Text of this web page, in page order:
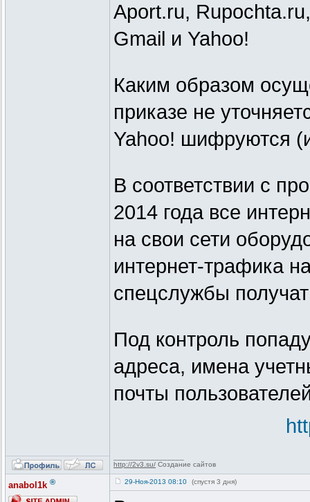
Aport.ru,
Gmail и Yahoo!
Каким образом
приказе не
Yahoo! шифруются
В соответствии с
2014 года все
на свои сети
интернет-трафика
спецслужбы
Под контроль
адреса, имена
почты
http://2v3.su/ Создание сайтов
anabol1k ® 29-Ноя-2013 08:10 (спустя 3 дня)